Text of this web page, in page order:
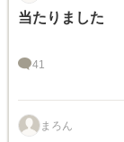
当たりました
41
まろん